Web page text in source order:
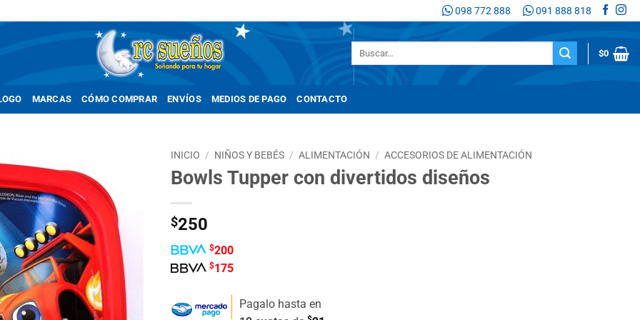
098 772 888 091 888 818
$0
MARCAS CÓMO COMPRAR ENVÍOS MEDIOS DE PAGO CONTACTO
Añadir
a la
lista de
deseos
INICIO / NIÑOS Y BEBÉS / ALIMENTACIÓN / ACCESORIOS DE ALIMENTACIÓN
Bowls Tupper con divertidos diseños
$250
$200
$175
Pagalo hasta en